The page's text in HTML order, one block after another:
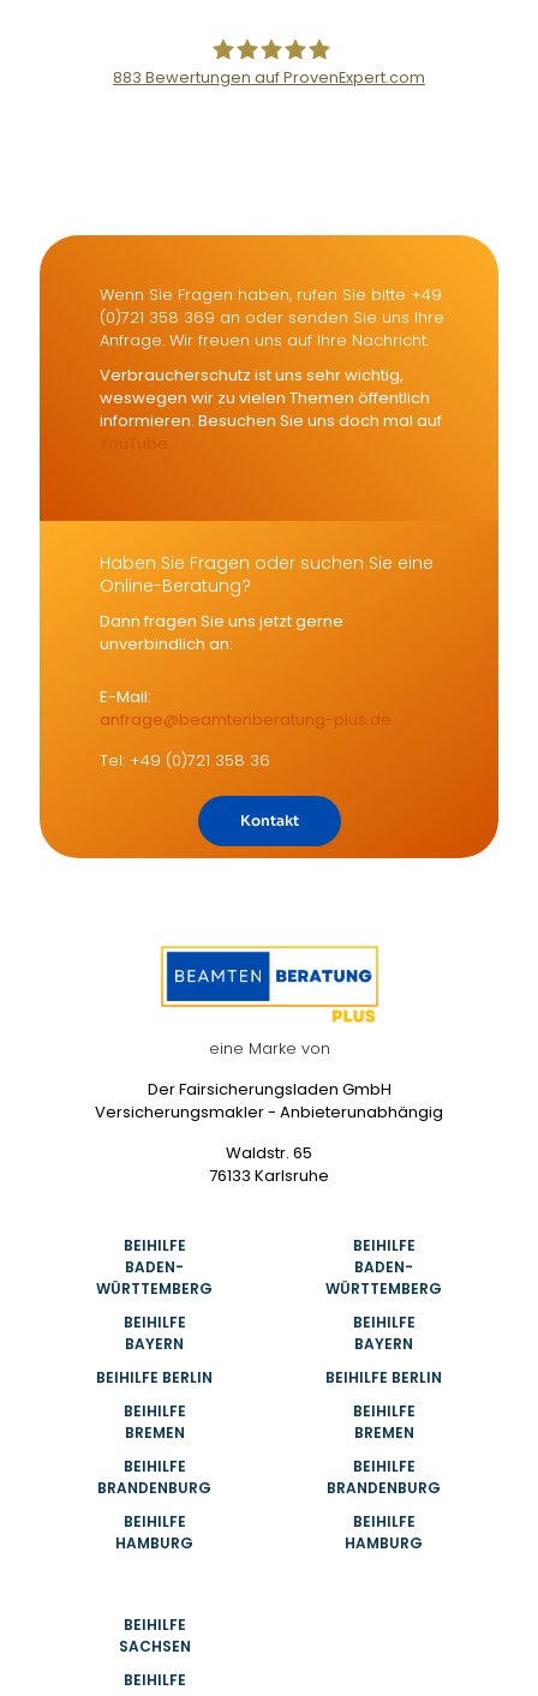
Finanzberater Karlsruhe
883 Bewertungen auf ProvenExpert.com
Wenn Sie Fragen haben, rufen Sie bitte +49
(0)721 358 369 an oder senden Sie uns Ihre
Anfrage. Wir freuen uns auf Ihre Nachricht.
Verbraucherschutz ist uns sehr wichtig,
weswegen wir zu vielen Themen öffentlich
informieren. Besuchen Sie uns doch mal auf
YouTube
Haben Sie Fragen oder suchen Sie eine
Online-Beratung?
Dann fragen Sie uns jetzt gerne
unverbindlich an:
E-Mail:
anfrage@beamtenberatung-plus.de
Tel: +49 (0)721 358 36
Kontakt
eine Marke von
Der Fairsicherungsladen GmbH
Versicherungsmakler - Anbieterunabhängig
Waldstr. 65
76133 Karlsruhe
BEIHILFE
BADEN-
WÜRTTEMBERG
BEIHILFE
BAYERN
BEIHILFE BERLIN
BEIHILFE
BREMEN
BEIHILFE
BRANDENBURG
BEIHILFE
HAMBURG
BEIHILFE
BADEN-
WÜRTTEMBERG
BEIHILFE
BAYERN
BEIHILFE BERLIN
BEIHILFE
BREMEN
BEIHILFE
BRANDENBURG
BEIHILFE
HAMBURG
BEIHILFE
SACHSEN
BEIHILFE